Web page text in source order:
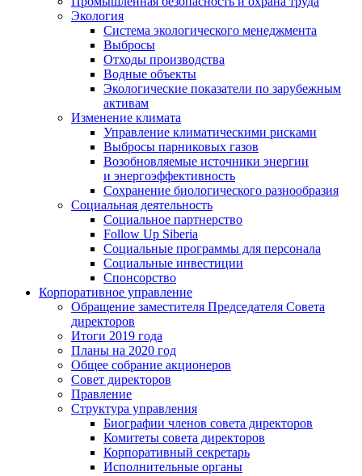
Экология
Система экологического менеджмента
Выбросы
Отходы производства
Водные объекты
Экологические показатели по зарубежным
активам
Изменение климата
Управление климатическими рисками
Выбросы парниковых газов
Возобновляемые источники энергии
и энергоэффективность
Сохранение биологического разнообразия
Социальная деятельность
Социальное партнерство
Follow Up Siberia
Социальные программы для персонала
Социальные инвестиции
Спонсорство
Корпоративное управление
Обращение заместителя Председателя Совета
директоров
Итоги 2019 года
Планы на 2020 год
Общее собрание акционеров
Совет директоров
Правление
Структура управления
Биографии членов совета директоров
Комитеты совета директоров
Корпоративный секретарь
Исполнительные органы